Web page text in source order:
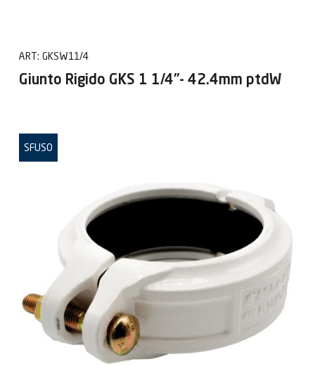
ART: GKSW11/4
Giunto Rigido GKS 1 1/4"- 42.4mm ptdW
SFUSO